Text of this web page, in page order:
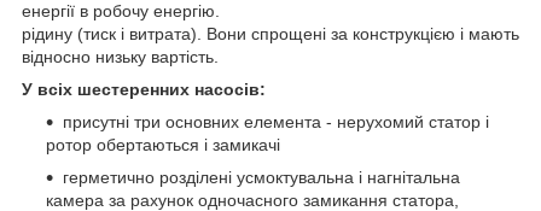
енергії в робочу енергію.
рідину (тиск і витрата). Вони спрощені за конструкцією і мають
відносно низьку вартість.
У всіх шестеренних насосів:
присутні три основних елемента - нерухомий статор і
ротор обертаються і замикачі
герметично розділені усмоктувальна і нагнітальна
камера за рахунок одночасного замикання статора,